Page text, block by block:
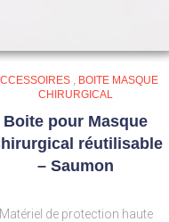
, BOITE MASQUE
CHIRURGICAL
Boite pour Masque
réutilisable
– Saumon
Matériel de protection haute